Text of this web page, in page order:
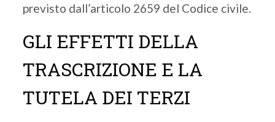
previsto dall’articolo 2659 del Codice civile.
GLI EFFETTI DELLA
TRASCRIZIONE E LA
TUTELA DEI TERZI